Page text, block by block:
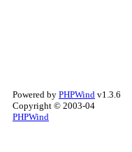
Powered by PHPWind v1.3.6
Copyright © 2003-04
PHPWind